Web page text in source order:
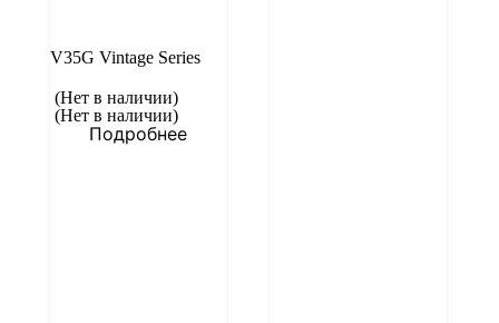
V35G Vintage Series
(Нет в наличии)
(Нет в наличии)
Подробнее